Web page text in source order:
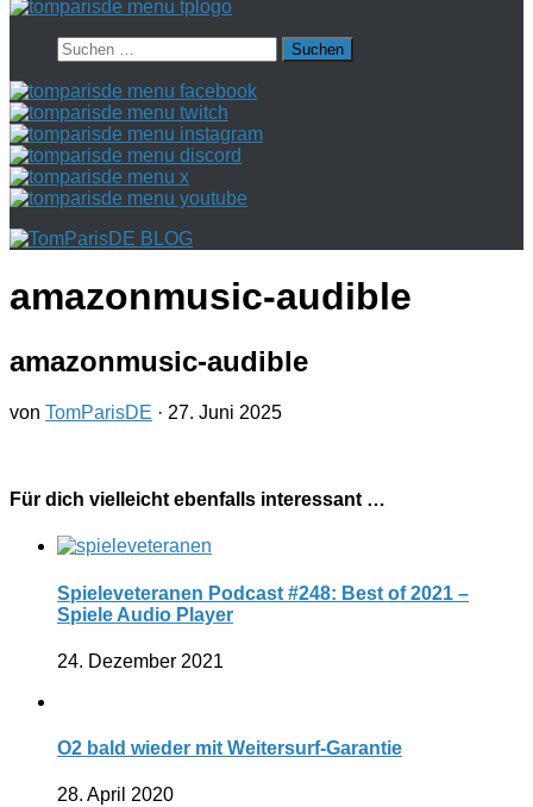
Suchen
nach:
amazonmusic-audible
amazonmusic-audible
von TomParisDE · 27. Juni 2025
Für dich vielleicht ebenfalls interessant …
Spieleveteranen Podcast #248: Best of 2021 –
Spiele Audio Player
24. Dezember 2021
O2 bald wieder mit Weitersurf-Garantie
28. April 2020